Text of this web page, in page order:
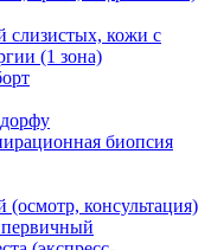
слизистых, кожи с
(1 зона)
биопсия
консультация)
первичный